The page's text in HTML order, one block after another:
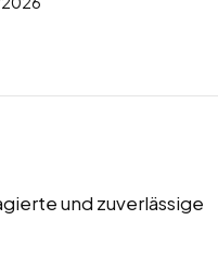
und zuverlässige